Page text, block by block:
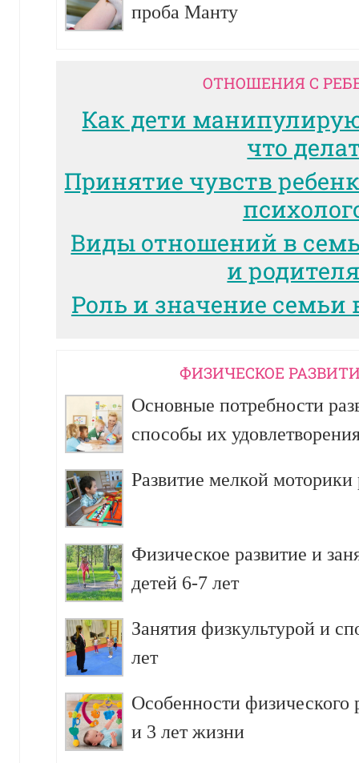
проба Манту
ОТНОШЕНИЯ С
Как дети
что
Принятие чувств
Виды отношений в
и
Роль и значение семьи
ФИЗИЧЕСКОЕ
Основные потребности
способы их
Развитие мелкой моторики
Физическое развитие и
детей 6-7 лет
Занятия физкультурой и
лет
Особенности физического
и 3 лет жизни